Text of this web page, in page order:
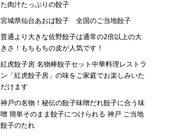
た肉汁たっぷりの餃子
宮城県仙台あおば餃子 全国のご当地餃子
普通より大きな佐野餃子は通常の2倍以上の大
きさ！もちもちの皮が人気です！
紅虎餃子房 名物棒餃子セット中華料理レストラ
ン「紅虎餃子房」の味をご家庭でお楽しみいた
だけます
神戸の名物！秘伝の餃子味噌だれ餃子に合う味
噌 簡単そのまま餃子につけられる 神戸 ご当地
餃子のたれ